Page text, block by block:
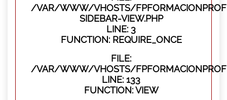
/VAR/WWW/VHOSTS/
SIDEBAR-VIEW.PHP
LINE: 3
FUNCTION: REQUIRE_ONCE
FILE:
/VAR/WWW/VHOSTS/
LINE: 133
FUNCTION: VIEW